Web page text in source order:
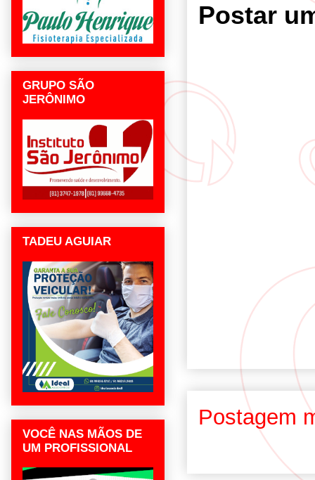
Postar
Postagem
GRUPO SÃO
JERÔNIMO
TADEU AGUIAR
VOCÊ NAS MÃOS DE
UM PROFISSIONAL